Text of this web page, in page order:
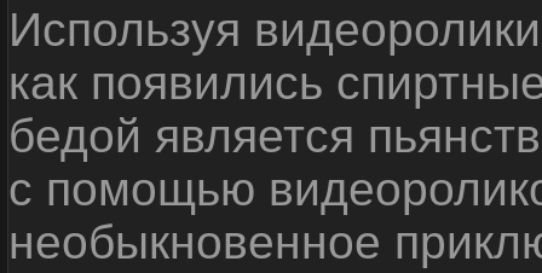
Используя
как появились
бедой является
с помощью
необыкновенное